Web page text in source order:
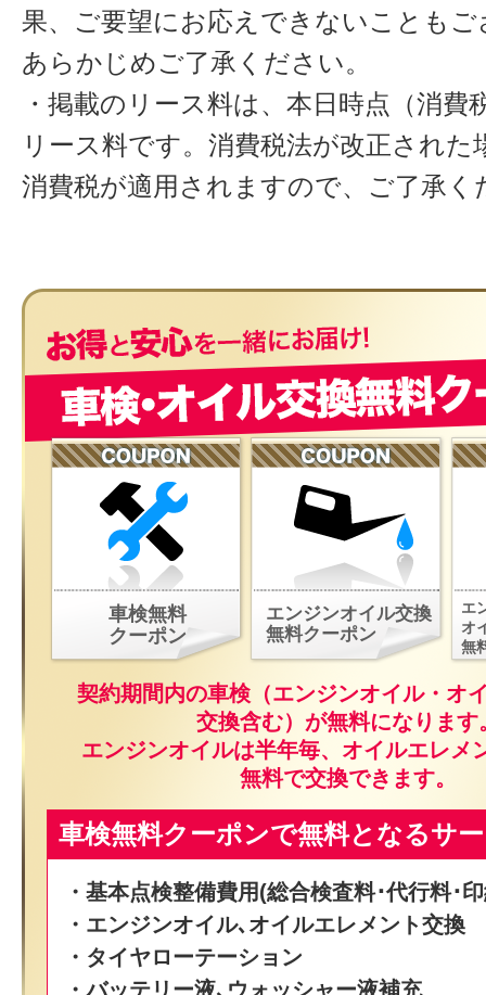
果、ご要望にお応えできないことも
あらかじめご了承ください。
・掲載のリース料は、本日時点（消費
リース料です。消費税法が改正された
消費税が適用されますので、ご了承く
車検無料
クーポン
エンジンオイル交換
無料クーポン
エ
オ
無
契約期間内の車検（エンジンオイル・オ
交換含む）が無料になります
エンジンオイルは半年毎、オイルエレメ
無料で交換できます。
車検無料クーポンで無料となるサ
・基本点検整備費用(総合検査料･代行料･
・エンジンオイル､オイルエレメント交換
・タイヤローテーション
・バッテリー液､ウォッシャー液補充